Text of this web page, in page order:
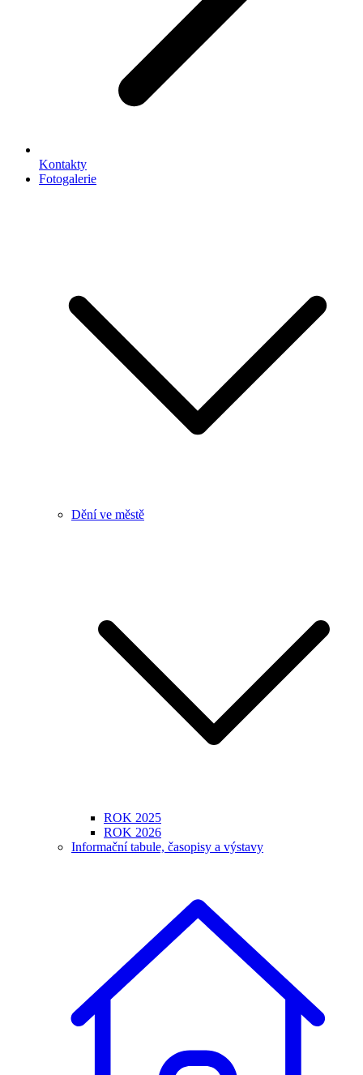
Kontakty
Fotogalerie
Dění ve městě
ROK 2025
ROK 2026
Informační tabule, časopisy a výstavy